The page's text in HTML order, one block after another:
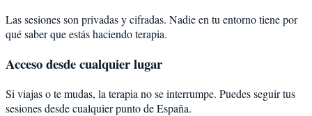
Las sesiones son privadas y cifradas. Nadie en tu entorno tiene por
qué saber que estás haciendo terapia.
Acceso desde cualquier lugar
Si viajas o te mudas, la terapia no se interrumpe. Puedes seguir tus
sesiones desde cualquier punto de España.